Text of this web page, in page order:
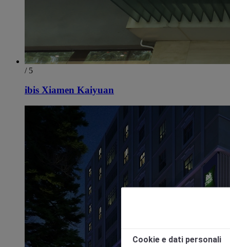
/ 5
ibis Xiamen Kaiyuan
Cookie e dati personali